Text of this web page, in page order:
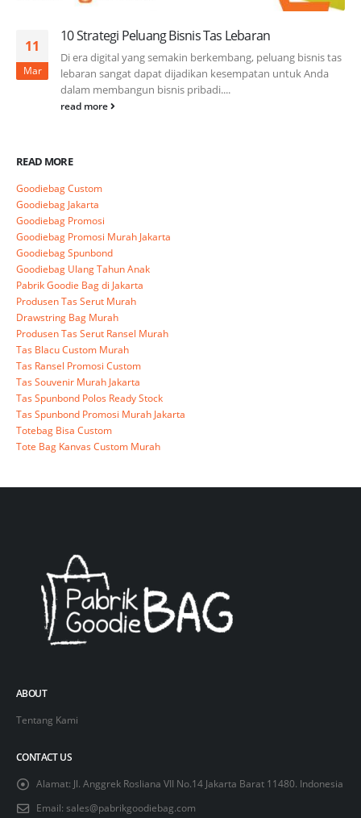
11
Mar
10 Strategi Peluang Bisnis Tas Lebaran
Di era digital yang semakin berkembang, peluang bisnis tas
lebaran sangat dapat dijadikan kesempatan untuk Anda
dalam membangun bisnis pribadi....
read more
READ MORE
Goodiebag Custom
Goodiebag Jakarta
Goodiebag Promosi
Goodiebag Promosi Murah Jakarta
Goodiebag Spunbond
Goodiebag Ulang Tahun Anak
Pabrik Goodie Bag di Jakarta
Produsen Tas Serut Murah
Drawstring Bag Murah
Produsen Tas Serut Ransel Murah
Tas Blacu Custom Murah
Tas Ransel Promosi Custom
Tas Souvenir Murah Jakarta
Tas Spunbond Polos Ready Stock
Tas Spunbond Promosi Murah Jakarta
Totebag Bisa Custom
Tote Bag Kanvas Custom Murah
ABOUT
Tentang Kami
CONTACT US
Alamat: Jl. Anggrek Rosliana VII No.14 Jakarta Barat 11480. Indonesia
Email: sales@pabrikgoodiebag.com